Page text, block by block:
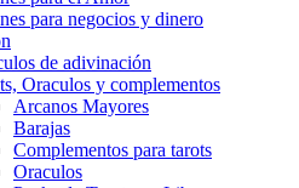
para negocios y dinero
de adivinación
Oraculos y complementos
Arcanos Mayores
Barajas
Complementos para tarots
Oraculos